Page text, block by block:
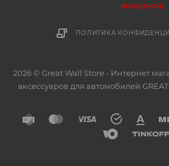
выходной)
ПОЛИТИКА
2026 © Great Wall Store - Интернет
аксессуаров для автомобилей